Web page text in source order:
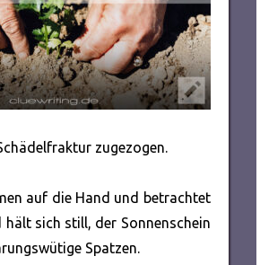
zugezogen.
auf die Hand und betrachtet
sich still, der Sonnenschein
Spatzen.